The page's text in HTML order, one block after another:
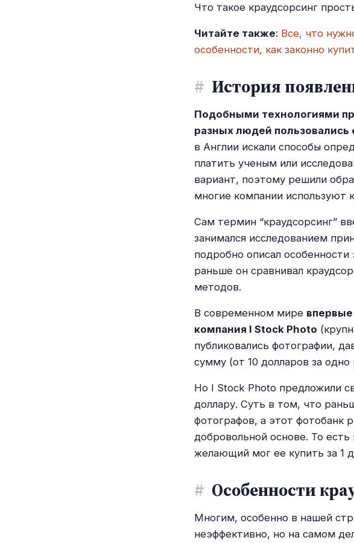
Что такое краудсорсинг
Читайте также: Все, что
особенности, как законно
# История
Подобными технологиями
разных людей пользовались
в Англии искали способы
платить ученым или
вариант, поэтому решили
многие компании используют
Сам термин “краудсорсинг”
занимался исследованием
подробно описал
раньше он сравнивал
методов.
В современном мире
компания I Stock Photo
публиковались фотографии,
сумму (от 10 долларов за одно
Но I Stock Photo предложили
доллару. Суть в том, что
фотографов, а этот фотобанк
добровольной основе. То
желающий мог ее купить за 1
# Особенности
Многим, особенно в нашей
неэффективно, но на самом